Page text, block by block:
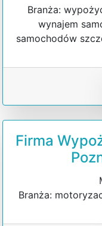
Branża:
wynajem
samochodów
Firma
Branża: